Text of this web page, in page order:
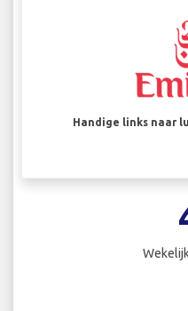
Handige links naar